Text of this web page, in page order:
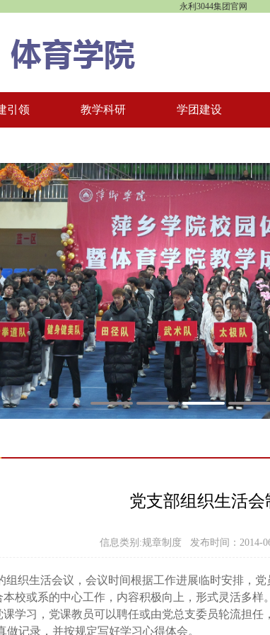
永利3044集团官网
引领 教学科研 学团建设
党支部组织生活会
信息类别:规章制度 发布时间：2014-
织生活会议，会议时间根据工作进展临时安排，党
校或系的中心工作，内容积极向上，形式灵活多样。
学习，党课教员可以聘任或由党总支委员轮流担任
记录，并按规定写好学习心得体会。